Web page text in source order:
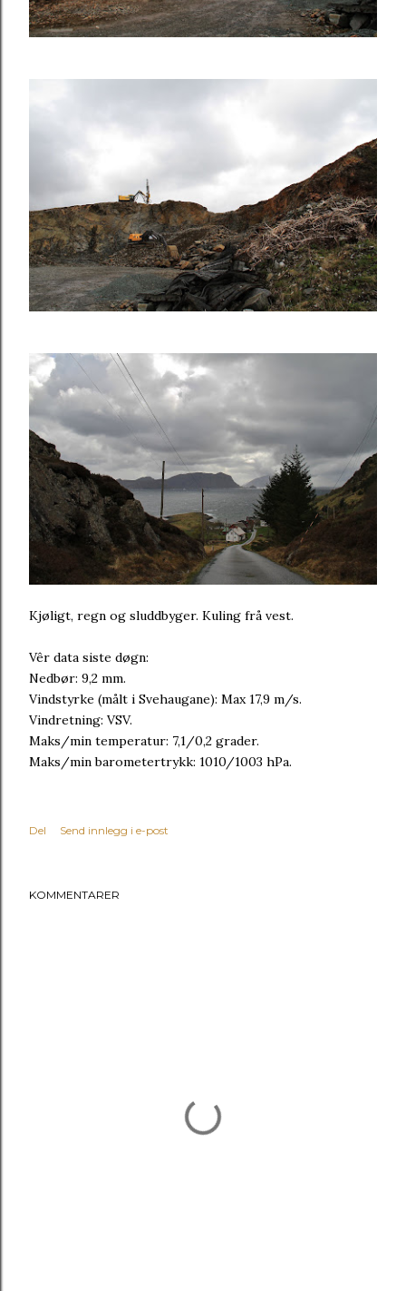
Kjøligt, regn og sluddbyger. Kuling frå vest.
Vêr data siste døgn:
Nedbør: 9,2 mm.
Vindstyrke (målt i Svehaugane): Max 17,9 m/s.
Vindretning: VSV.
Maks/min temperatur: 7,1/0,2 grader.
Maks/min barometertrykk: 1010/1003 hPa.
Del Send innlegg i e-post
KOMMENTARER